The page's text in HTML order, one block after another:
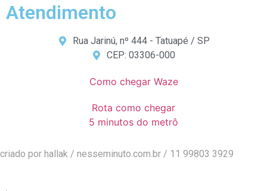
Atendimento
Rua Jarinú, nº 444 - Tatuapé / SP
CEP: 03306-000
Como chegar Waze
Rota como chegar
5 minutos do metrô
criado por hallak / nesseminuto.com.br / 11 99803 3929